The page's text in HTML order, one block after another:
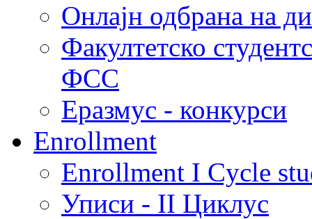
Онлајн одбрана на
Факултетско
ФСС
Еразмус - конкурси
Enrollment
Enrollment I Cycle
Уписи - II Циклус